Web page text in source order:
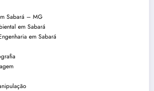
Sabará – MG
em Sabará
em Sabará